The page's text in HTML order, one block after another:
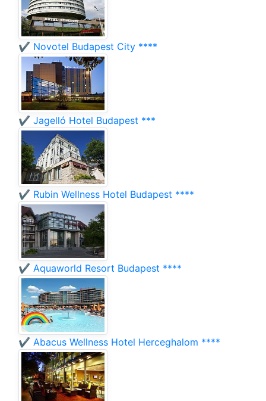
✔️ Novotel Budapest City ****
✔️ Jagelló Hotel Budapest ***
✔️ Rubin Wellness Hotel Budapest ****
✔️ Aquaworld Resort Budapest ****
✔️ Abacus Wellness Hotel Herceghalom ****